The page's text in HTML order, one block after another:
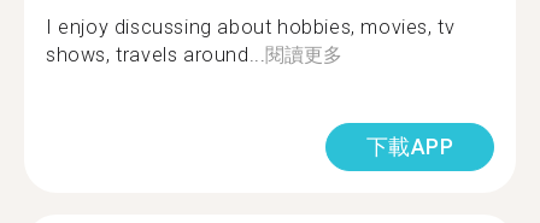
I enjoy discussing about hobbies, movies, tv
shows, travels around...閱讀更多
下載APP